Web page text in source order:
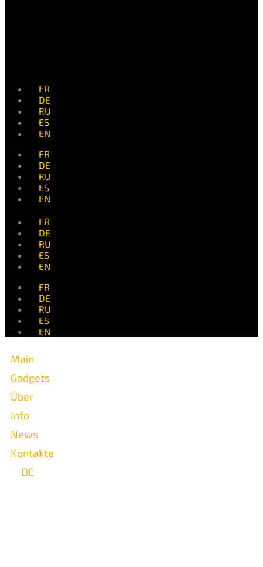
FR
DE
RU
ES
EN
FR
DE
RU
ES
EN
FR
DE
RU
ES
EN
FR
DE
RU
ES
EN
Main
Gadgets
Über
Info
News
Kontakte
DE